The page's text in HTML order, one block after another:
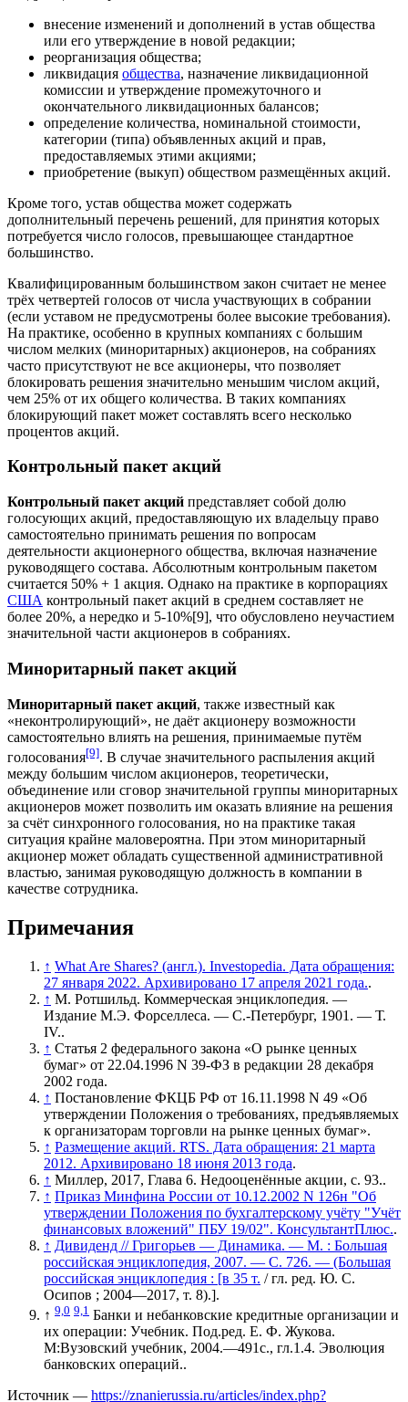
внесение изменений и дополнений в устав общества
или его утверждение в новой редакции;
реорганизация общества;
ликвидация общества, назначение ликвидационной
комиссии и утверждение промежуточного и
окончательного ликвидационных балансов;
определение количества, номинальной стоимости,
категории (типа) объявленных акций и прав,
предоставляемых этими акциями;
приобретение (выкуп) обществом размещённых акций.
Кроме того, устав общества может содержать
дополнительный перечень решений, для принятия которых
потребуется число голосов, превышающее стандартное
большинство.
Квалифицированным большинством закон считает не менее
трёх четвертей голосов от числа участвующих в собрании
(если уставом не предусмотрены более высокие требования).
На практике, особенно в крупных компаниях с большим
числом мелких (миноритарных) акционеров, на собраниях
часто присутствуют не все акционеры, что позволяет
блокировать решения значительно меньшим числом акций,
чем 25% от их общего количества. В таких компаниях
блокирующий пакет может составлять всего несколько
процентов акций.
Контрольный пакет акций
Контрольный пакет акций представляет собой долю
голосующих акций, предоставляющую их владельцу право
самостоятельно принимать решения по вопросам
деятельности акционерного общества, включая назначение
руководящего состава. Абсолютным контрольным пакетом
считается 50% + 1 акция. Однако на практике в корпорациях
США контрольный пакет акций в среднем составляет не
более 20%, а нередко и 5-10%[9], что обусловлено неучастием
значительной части акционеров в собраниях.
Миноритарный пакет акций
Миноритарный пакет акций, также известный как
«неконтролирующий», не даёт акционеру возможности
самостоятельно влиять на решения, принимаемые путём
голосования[9]. В случае значительного распыления акций
между большим числом акционеров, теоретически,
объединение или сговор значительной группы миноритарных
акционеров может позволить им оказать влияние на решения
за счёт синхронного голосования, но на практике такая
ситуация крайне маловероятна. При этом миноритарный
акционер может обладать существенной административной
властью, занимая руководящую должность в компании в
качестве сотрудника.
Примечания
↑ What Are Shares? (англ.). Investopedia. Дата обращения:
27 января 2022. Архивировано 17 апреля 2021 года..
↑ М. Ротшильд. Коммерческая энциклопедия. —
Издание М.Э. Форселлеса. — С.-Петербург, 1901. — Т.
IV..
↑ Статья 2 федерального закона «О рынке ценных
бумаг» от 22.04.1996 N 39-ФЗ в редакции 28 декабря
2002 года.
↑ Постановление ФКЦБ РФ от 16.11.1998 N 49 «Об
утверждении Положения о требованиях, предъявляемых
к организаторам торговли на рынке ценных бумаг».
↑ Размещение акций. RTS. Дата обращения: 21 марта
2012. Архивировано 18 июня 2013 года.
↑ Миллер, 2017, Глава 6. Недооценённые акции, с. 93..
↑ Приказ Минфина России от 10.12.2002 N 126н "Об
утверждении Положения по бухгалтерскому учёту "Учёт
финансовых вложений" ПБУ 19/02". КонсультантПлюс..
↑ Дивиденд // Григорьев — Динамика. — М. : Большая
российская энциклопедия, 2007. — С. 726. — (Большая
российская энциклопедия : [в 35 т. / гл. ред. Ю. С.
Осипов ; 2004—2017, т. 8).].
↑ 9,0 9,1 Банки и небанковские кредитные организации и
их операции: Учебник. Под.ред. Е. Ф. Жукова.
М:Вузовский учебник, 2004.—491с., гл.1.4. Эволюция
банковских операций..
Источник — https://znanierussia.ru/articles/index.php?